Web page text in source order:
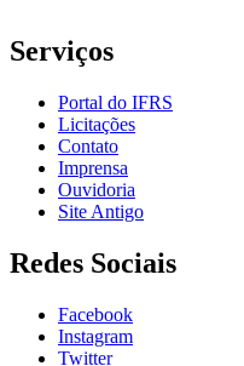
Serviços
Portal do IFRS
Licitações
Contato
Imprensa
Ouvidoria
Site Antigo
Redes Sociais
Facebook
Instagram
Twitter